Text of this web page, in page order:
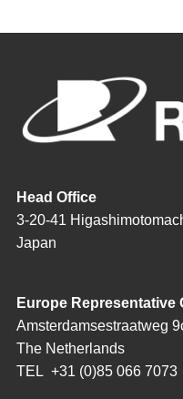
Head Office
3-20-41
Japan
Europe Representative
Amsterdamsestraatweg
The Netherlands
TEL +31 (0)85 066 7073